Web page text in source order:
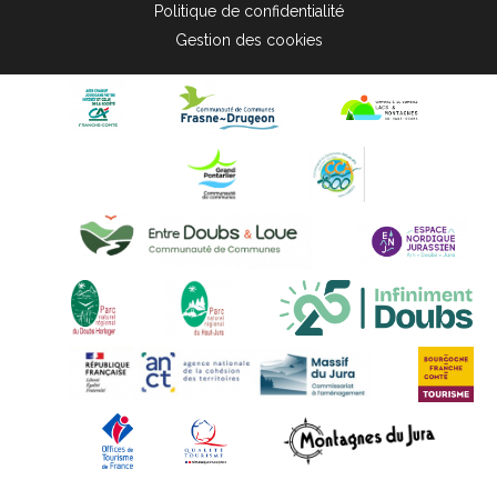
Politique de confidentialité
Gestion des cookies